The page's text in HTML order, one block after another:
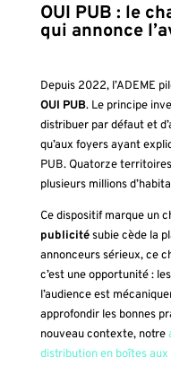
OUI PUB : le
qui annonce
Depuis 2022, l’ADEME
OUI PUB. Le principe
distribuer par défaut et
qu’aux foyers ayant
PUB. Quatorze
plusieurs millions
Ce dispositif marque un
publicitésubie cède la
annonceurs sérieux, ce
c’est une opportunité : les
l’audience est
approfondir les bonnes
nouveau contexte, notre
distribution en boîtes